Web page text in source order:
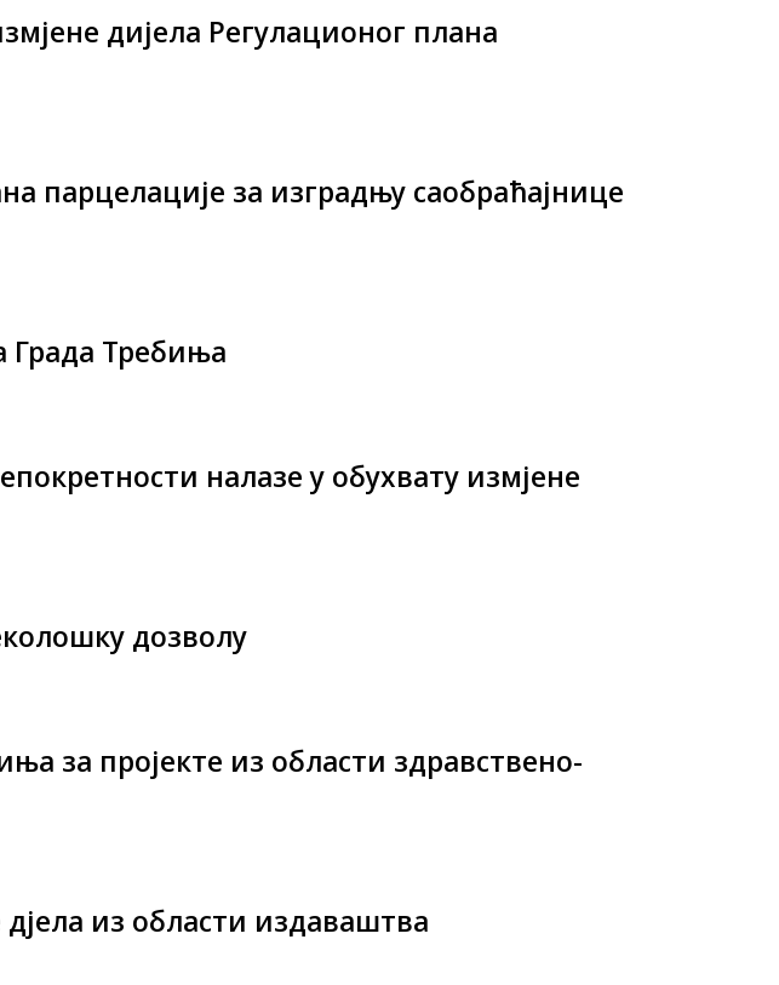
дијела Регулационог плана
парцелације за изградњу саобраћајнице
Града Требиња
налазе у обухвату измјене
дозволу
за пројекте из области здравствено-
из области издаваштва